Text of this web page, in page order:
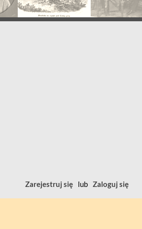
Zarejestruj się lub Zaloguj się